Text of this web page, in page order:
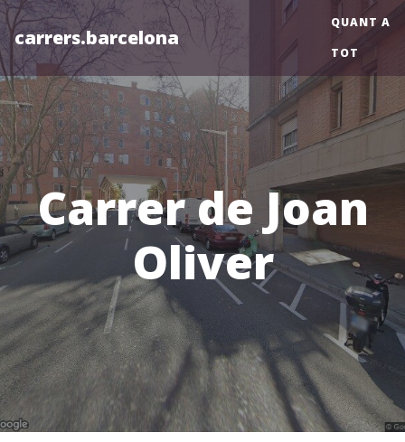
carrers.barcelona
QUANT A
TOT
Carrer de Joan
Oliver